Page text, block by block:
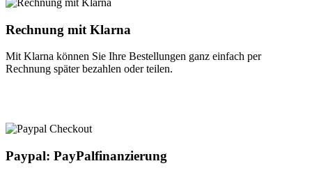
Rechnung mit Klarna
Mit Klarna können Sie Ihre Bestellungen ganz einfach per
Rechnung später bezahlen oder teilen.
Paypal: PayPalfinanzierung